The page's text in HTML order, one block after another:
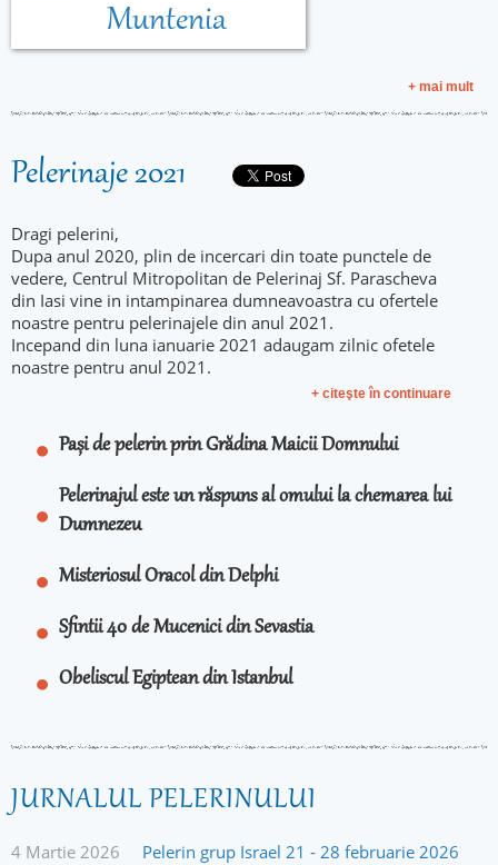
Muntenia
+ mai mult
Pelerinaje 2021
Dragi pelerini,
Dupa anul 2020, plin de incercari din toate punctele de
vedere, Centrul Mitropolitan de Pelerinaj Sf. Parascheva
din Iasi vine in intampinarea dumneavoastra cu ofertele
noastre pentru pelerinajele din anul 2021.
Incepand din luna ianuarie 2021 adaugam zilnic ofetele
noastre pentru anul 2021.
+ citeşte în continuare
Pași de pelerin prin Grădina Maicii Domnului
Pelerinajul este un răspuns al omului la chemarea lui
Dumnezeu
Misteriosul Oracol din Delphi
Sfintii 40 de Mucenici din Sevastia
Obeliscul Egiptean din Istanbul
JURNALUL PELERINULUI
4 Martie 2026 Pelerin grup Israel 21 - 28 februarie 2026